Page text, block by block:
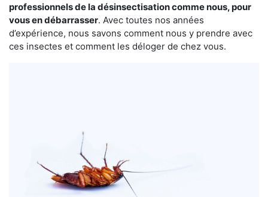
professionnels de la désinsectisation comme nous, pour
vous en débarrasser. Avec toutes nos années
d’expérience, nous savons comment nous y prendre avec
ces insectes et comment les déloger de chez vous.